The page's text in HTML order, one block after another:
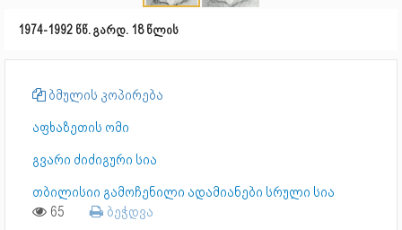
1974-1992 წწ. გარდ. 18 წლის
ბმულის კოპირება
აფხაზეთის ომი
გვარი ძიძიგური სია
თბილისიი გამოჩენილი ადამიანები სრული სია
65 ბეჭდვა